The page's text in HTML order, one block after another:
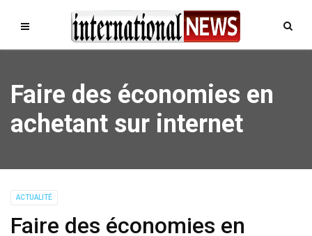
Faire des économies en
achetant sur internet
ACTUALITÉ
Faire des économies en